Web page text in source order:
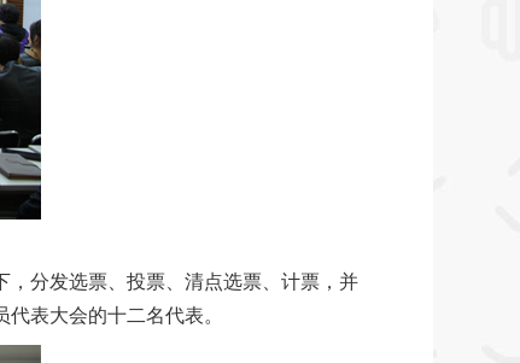
分发选票、投票、清点选票、计票，并
表大会的十二名代表。